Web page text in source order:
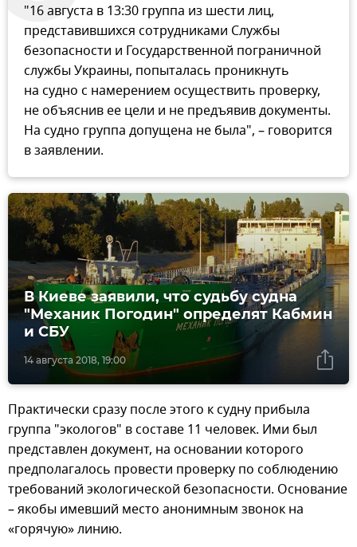
"16 августа в 13:30 группа из шести лиц,
представившихся сотрудниками Службы
безопасности и Государственной пограничной
службы Украины, попыталась проникнуть
на судно с намерением осуществить проверку,
не объяснив ее цели и не предъявив документы.
На судно группа допущена не была", – говорится
в заявлении.
14 августа 2018, 19:00
В Киеве заявили, что судьбу судна
"Механик Погодин" определят Кабмин
и СБУ
Практически сразу после этого к судну прибыла
группа "экологов" в составе 11 человек. Ими был
представлен документ, на основании которого
предполагалось провести проверку по соблюдению
требований экологической безопасности. Основание
– якобы имевший место анонимным звонок на
«горячую» линию.